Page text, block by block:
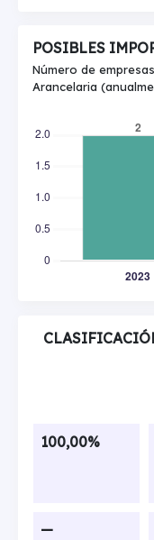
POSIBLES
Número de
Arancelaria
100,00%
—